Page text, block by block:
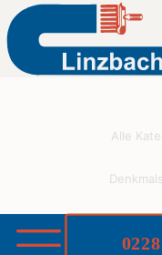
Fassadengestaltung
Alle